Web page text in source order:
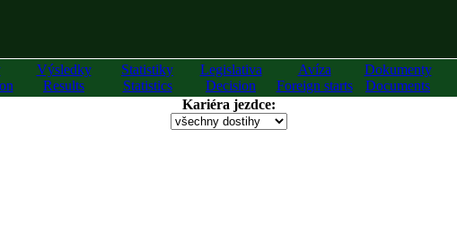
Výsledky
Results
Statistiky
Statistics
Legislativa
Decision
Avíza
Foreign starts
Dokumenty
Documents
Kariéra jezdce: